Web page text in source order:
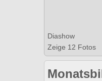
Diashow
Zeige 12 Fotos